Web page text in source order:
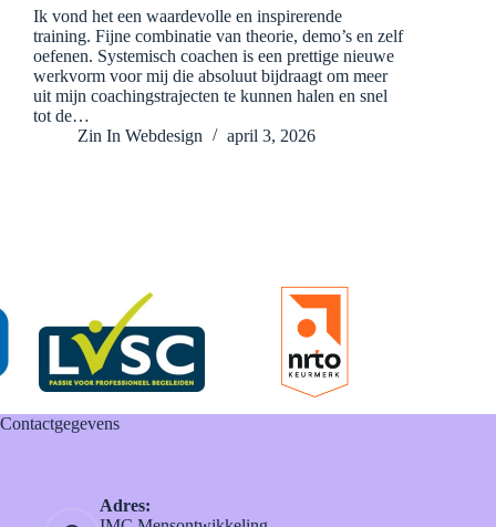
Ik vond het een waardevolle en inspirerende
training. Fijne combinatie van theorie, demo’s en zelf
oefenen. Systemisch coachen is een prettige nieuwe
werkvorm voor mij die absoluut bijdraagt om meer
uit mijn coachingstrajecten te kunnen halen en snel
tot de…
Zin In Webdesign
april 3, 2026
Contactgegevens
Adres: